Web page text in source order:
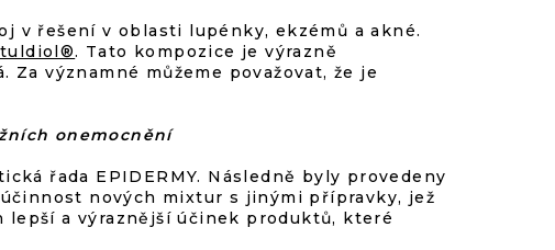
v řešení v oblasti lupénky, ekzémů a akné.
. Tato kompozice je výrazně
významné můžeme považovat, že je
onemocnění
řada EPIDERMY. Následně byly provedeny
nových mixtur s jinými přípravky, jež
lepší a výraznější účinek produktů, které